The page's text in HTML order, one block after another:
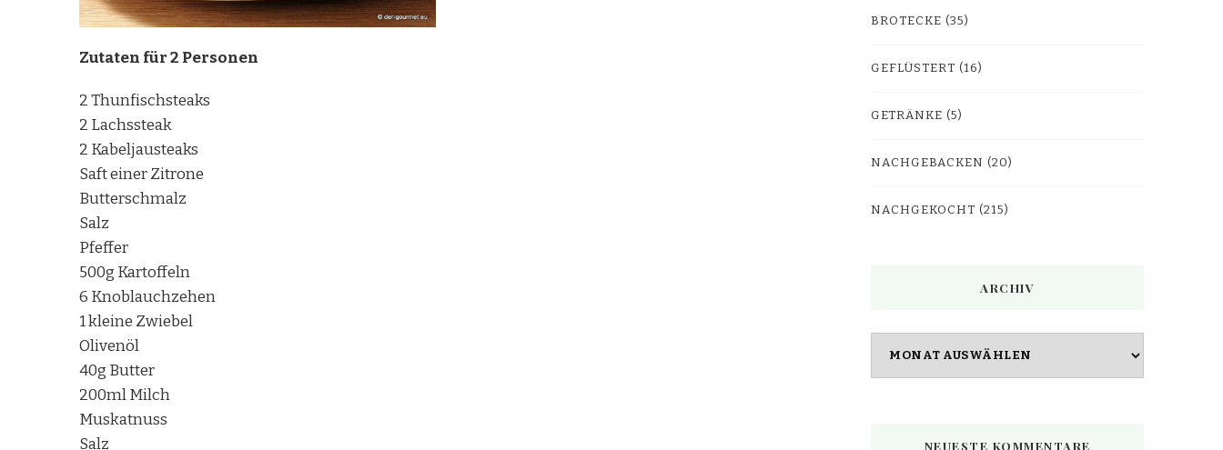
Zutaten für 2 Personen
2 Thunfischsteaks
2 Lachssteak
2 Kabeljausteaks
Saft einer Zitrone
Butterschmalz
Salz
Pfeffer
500g Kartoffeln
6 Knoblauchzehen
1 kleine Zwiebel
Olivenöl
40g Butter
200ml Milch
Muskatnuss
Salz
BROTECKE (35)
GEFLÜSTERT (16)
GETRÄNKE (5)
NACHGEBACKEN (20)
NACHGEKOCHT (215)
ARCHIV
NEUESTE KOMMENTARE